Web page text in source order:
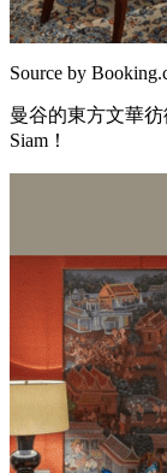
Source by
曼谷的東方文華
Siam！